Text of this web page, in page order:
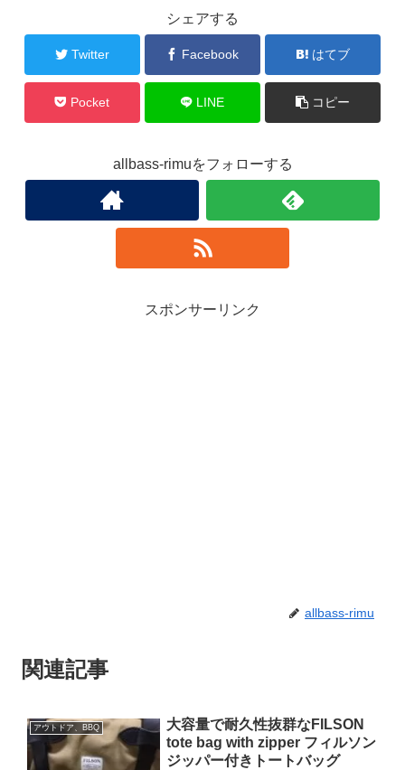
シェアする
Twitter Facebook はてブ
Pocket LINE コピー
allbass-rimuをフォローする
スポンサーリンク
allbass-rimu
関連記事
アウトドア、BBQ
大容量で耐久性抜群なFILSON
tote bag with zipper フィルソン
ジッパー付きトートバッグ